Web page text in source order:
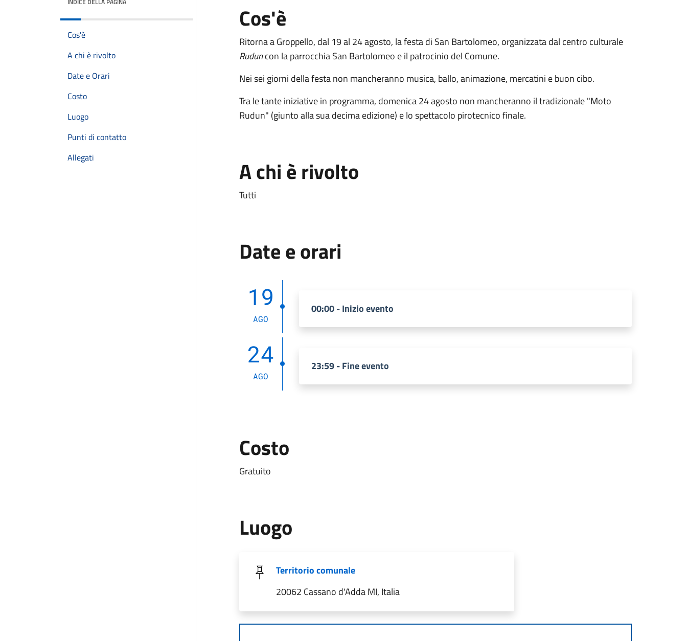
Cos'è
A chi è rivolto
Date e Orari
Costo
Luogo
Punti di contatto
Allegati
Cos'è
Ritorna a Groppello, dal 19 al 24 agosto, la festa di San Bartolomeo, organizzata dal centro culturale
Ruduncon la parrocchia San Bartolomeo e il patrocinio del Comune.
Nei sei giorni della festa non mancheranno musica, ballo, animazione, mercatini e buon cibo.
Tra le tante iniziative in programma, domenica 24 agosto non mancheranno il tradizionale "Moto
Rudun" (giunto alla sua decima edizione) e lo spettacolo pirotecnico finale.
A chi è rivolto
Tutti
Date e orari
19
AGO
00:00 - Inizio evento
24
AGO
23:59 - Fine evento
Costo
Gratuito
Luogo
Territorio comunale
20062 Cassano d'Adda MI, Italia